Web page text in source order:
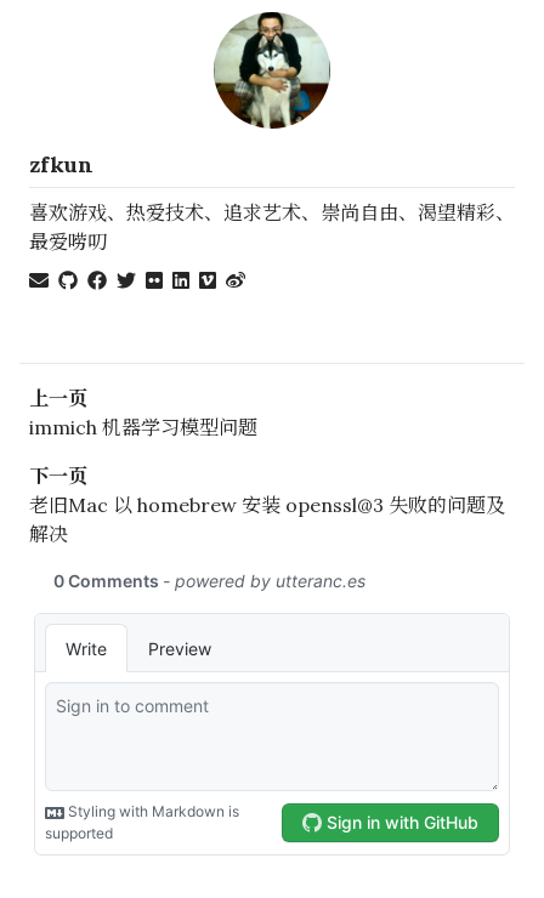
zfkun
喜欢游戏、热爱技术、追求艺术、崇尚自由、渴望精彩、
最爱唠叨
上一页
immich 机器学习模型问题
下一页
老旧Mac 以 homebrew 安装 openssl@3 失败的问题及
解决